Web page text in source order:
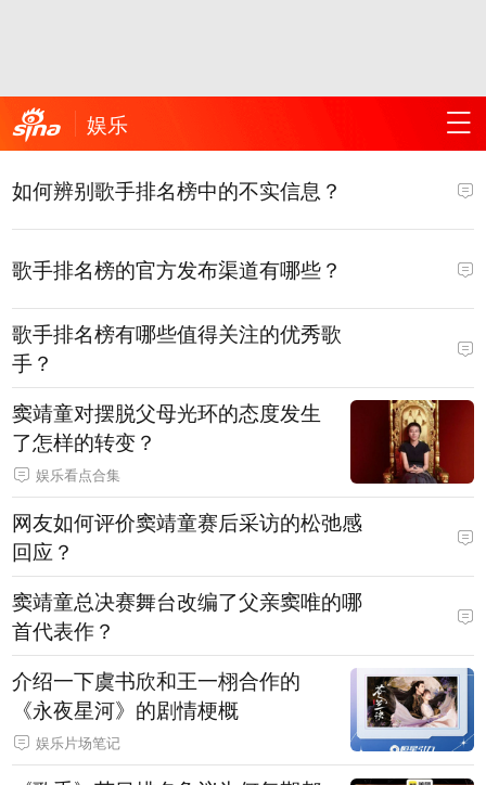
娱乐
如何辨别歌手排名榜中的不实信息？
歌手排名榜的官方发布渠道有哪些？
歌手排名榜有哪些值得关注的优秀歌
手？
窦靖童对摆脱父母光环的态度发生
了怎样的转变？
娱乐看点合集
网友如何评价窦靖童赛后采访的松弛感
回应？
窦靖童总决赛舞台改编了父亲窦唯的哪
首代表作？
介绍一下虞书欣和王一栩合作的
《永夜星河》的剧情梗概
娱乐片场笔记